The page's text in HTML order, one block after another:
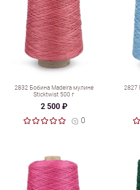
2832 Бобина Madeira мулине
Sticktwist 500 г
2 500 ₽
0
2827